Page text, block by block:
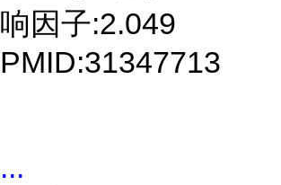
响因子:2.049
PMID:31347713
...